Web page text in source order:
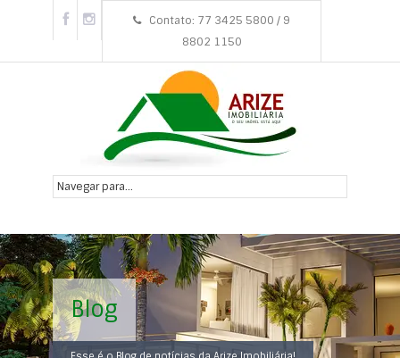
Contato: 77 3425 5800 / 9
8802 1150
Blog